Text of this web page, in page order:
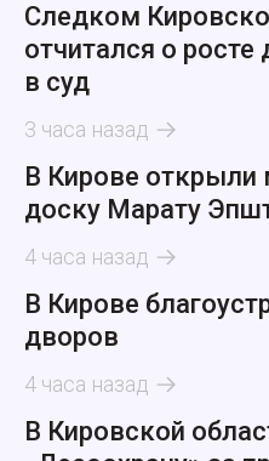
Следком
отчитался о
в суд
3 часа назад
В Кирове
доску Марату
4 часа назад
В Кирове
дворов
4 часа назад
В Кировской